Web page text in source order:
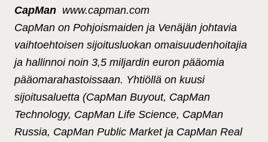
CapMan www.capman.com
CapMan on Pohjoismaiden ja Venäjän johtavia
vaihtoehtoisen sijoitusluokan omaisuudenhoitajia
ja hallinnoi noin 3,5 miljardin euron pääomia
pääomarahastoissaan. Yhtiöllä on kuusi
sijoitusaluetta (CapMan Buyout, CapMan
Technology, CapMan Life Science, CapMan
Russia, CapMan Public Market ja CapMan Real